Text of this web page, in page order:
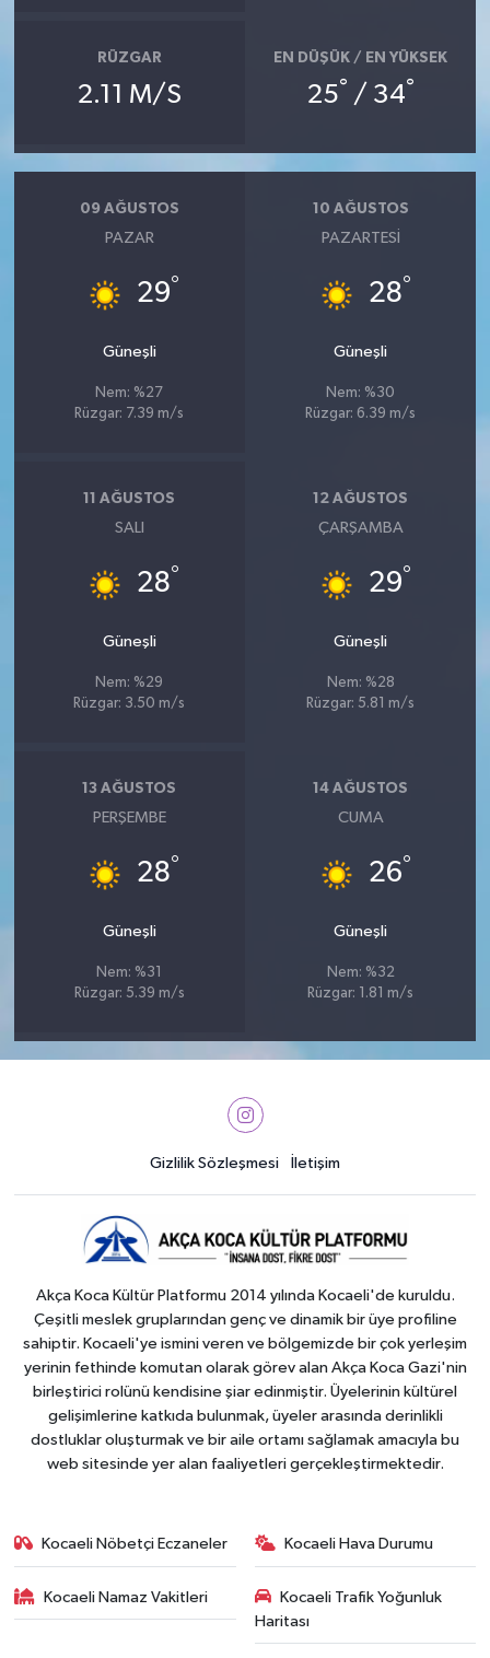
RÜZGAR
2.11 M/S
EN DÜŞÜK / EN YÜKSEK
25° / 34°
09 AĞUSTOS
PAZAR
29°
Güneşli
Nem: %27
Rüzgar: 7.39 m/s
10 AĞUSTOS
PAZARTESI
28°
Güneşli
Nem: %30
Rüzgar: 6.39 m/s
11 AĞUSTOS
SALI
28°
Güneşli
Nem: %29
Rüzgar: 3.50 m/s
12 AĞUSTOS
ÇARŞAMBA
29°
Güneşli
Nem: %28
Rüzgar: 5.81 m/s
13 AĞUSTOS
PERŞEMBE
28°
Güneşli
Nem: %31
Rüzgar: 5.39 m/s
14 AĞUSTOS
CUMA
26°
Güneşli
Nem: %32
Rüzgar: 1.81 m/s
Gizlilik Sözleşmesi İletişim
Akça Koca Kültür Platformu 2014 yılında Kocaeli'de kuruldu.
Çeşitli meslek gruplarından genç ve dinamik bir üye profiline
sahiptir. Kocaeli'ye ismini veren ve bölgemizde bir çok yerleşim
yerinin fethinde komutan olarak görev alan Akça Koca Gazi'nin
birleştirici rolünü kendisine şiar edinmiştir. Üyelerinin kültürel
gelişimlerine katkıda bulunmak, üyeler arasında derinlikli
dostluklar oluşturmak ve bir aile ortamı sağlamak amacıyla bu
web sitesinde yer alan faaliyetleri gerçekleştirmektedir.
Kocaeli Nöbetçi Eczaneler Kocaeli Hava Durumu
Kocaeli Namaz Vakitleri
Kocaeli Trafik Yoğunluk
Haritası